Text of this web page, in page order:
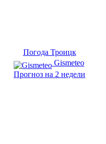
Погода Троицк
Gismeteo
Прогноз на 2 недели